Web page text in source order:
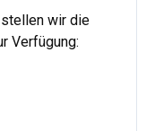
wir die
Verfügung: